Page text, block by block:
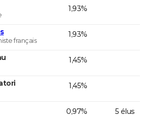
1,93%
français
1,93%
1,45%
1,45%
0,97% 5 élus